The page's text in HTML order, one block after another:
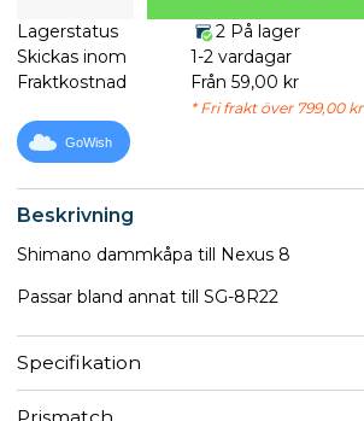
Beskrivning
Shimano dammkåpa till Nexus 8
Passar bland annat till SG-8R22
Specifikation
Lagerstatus
2 På lager
Skickas inom
1-2 vardagar
Fraktkostnad
Från 59,00 kr
* Fri frakt över 799,00 kr
GoWish